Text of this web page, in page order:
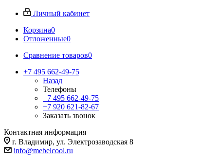
Личный кабинет
Корзина0
Отложенные0
Сравнение товаров0
+7 495 662-49-75
Назад
Телефоны
+7 495 662-49-75
+7 920 621-82-67
Заказать звонок
Контактная информация
г. Владимир, ул. Электрозаводская 8
info@mebelcool.ru